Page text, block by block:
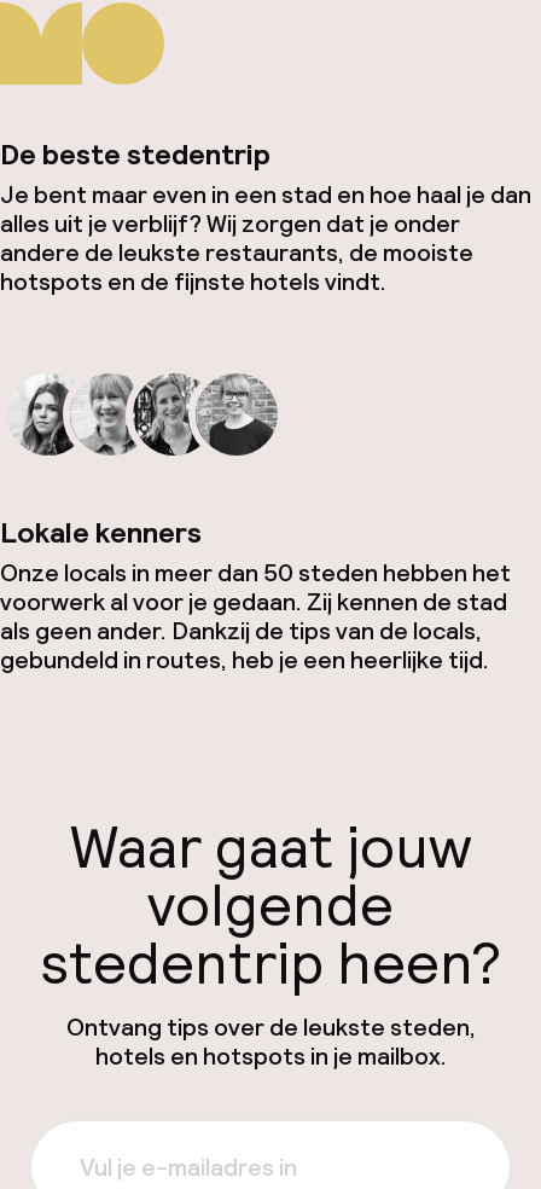
De beste stedentrip
Je bent maar even in een stad en hoe haal je dan
alles uit je verblijf? Wij zorgen dat je onder
andere de leukste restaurants, de mooiste
hotspots en de fijnste hotels vindt.
Lokale kenners
Onze locals in meer dan 50 steden hebben het
voorwerk al voor je gedaan. Zij kennen de stad
als geen ander. Dankzij de tips van de locals,
gebundeld in routes, heb je een heerlijke tijd.
Waar gaat jouw
volgende
stedentrip heen?
Ontvang tips over de leukste steden,
hotels en hotspots in je mailbox.